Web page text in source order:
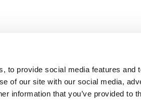
to provide social media features and
of our site with our social media,
information that you’ve provided to